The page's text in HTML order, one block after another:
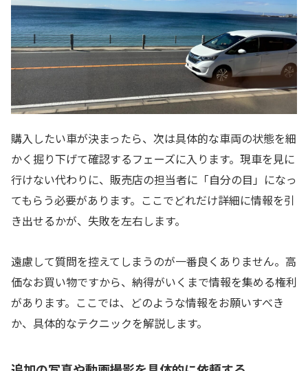
購入したい車が決まったら、次は具体的な車両の状態を細
かく掘り下げて確認するフェーズに入ります。現車を見に
行けない代わりに、販売店の担当者に「自分の目」になっ
てもらう必要があります。ここでどれだけ詳細に情報を引
き出せるかが、失敗を左右します。
遠慮して質問を控えてしまうのが一番良くありません。高
価なお買い物ですから、納得がいくまで情報を集める権利
があります。ここでは、どのような情報をお願いすべき
か、具体的なテクニックを解説します。